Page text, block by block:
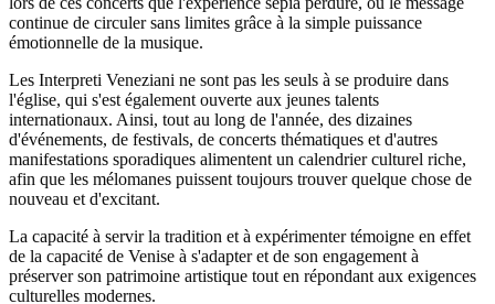
continue de circuler sans limites grâce à la simple puissance
émotionnelle de la musique.
Les Interpreti Veneziani ne sont pas les seuls à se produire dans
l'église, qui s'est également ouverte aux jeunes talents
internationaux. Ainsi, tout au long de l'année, des dizaines
d'événements, de festivals, de concerts thématiques et d'autres
manifestations sporadiques alimentent un calendrier culturel riche,
afin que les mélomanes puissent toujours trouver quelque chose de
nouveau et d'excitant.
La capacité à servir la tradition et à expérimenter témoigne en effet
de la capacité de Venise à s'adapter et de son engagement à
préserver son patrimoine artistique tout en répondant aux exigences
culturelles modernes.